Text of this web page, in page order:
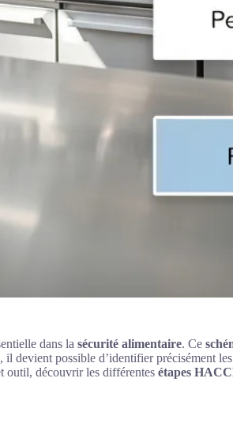
dans la sécurité alimentaire. Ce
, il devient possible d’identifier précisément les
outil, découvrir les différentes étapes